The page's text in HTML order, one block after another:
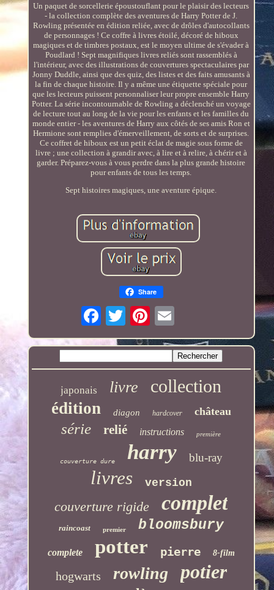
Un paquet de sorcellerie époustouflant pour le plaisir des lecteurs
- la collection complète des aventures de Harry Potter de J.
Rowling présentée en édition reliée, avec de drôles d'autocollants
de personnages ! Ce coffre à livres étoilé, décoré de hiboux
magiques et de timbres postaux, est le moyen ultime de s'évader à
Poudlard ! Sept magnifiques livres reliés sont rassemblés à
l'intérieur, avec des illustrations de couvertures spectaculaires par
Jonny Duddle, ainsi que des quiz, des listes et des faits amusants à
la fin de chaque histoire. Il y a même une étiquette spéciale pour
que les lecteurs puissent personnaliser leur propre ensemble Harry
Potter. La série incontournable de Rowling a déclenché un voyage
de lecture tout au long de la vie pour les enfants et les familles du
monde entier - les aventures de Harry aux côtés de ses amis Ron et
Hermione sont remplies d'émerveillement, de sorts et de surprises.
Ce coffret de hiboux est un petit éclat de magie sous forme de
livre ; une collection à grandir avec, à lire et à relire, à chérir et à
garder. Préparez-vous à vous perdre dans la plus grande histoire
pour enfants de tous les temps.
Sept histoires magiques, une aventure épique.
Share
japonais livre collection
édition diagon hardcover château
série relié instructions première
couverture dure harry blu-ray
livres version
couverture rigide complet
raincoast premier bloomsbury
complete potter pierre 8-film
hogwarts rowling potier